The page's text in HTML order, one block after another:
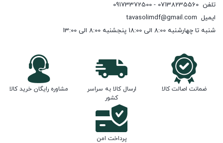
تلفن 07138235560 - 09173372500
ایمیل tavasolimdf@gmail.com
شنبه تا چهارشنبه 8:00 الی 18:00 پنجشنبه 8:00 الی 13:00
ضمانت اصالت کالا
ارسال کالا به سراسر
کشور
مشاوره رایگان خرید کالا
پرداخت امن